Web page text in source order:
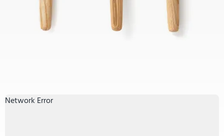
Network Error